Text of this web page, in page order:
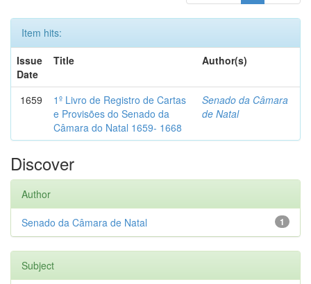
Item hits:
Issue
Date
Title Author(s)
1659
1º Livro de Registro de Cartas
e Provisões do Senado da
Câmara do Natal 1659- 1668
Senado da Câmara
de Natal
Discover
Author
1
Senado da Câmara de Natal
Subject